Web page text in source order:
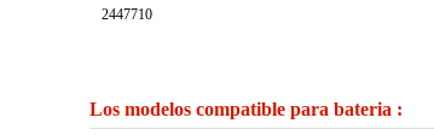
2447710
Los modelos compatible para bateria :